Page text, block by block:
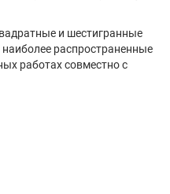
и шестигранные
распространенные
работах совместно с